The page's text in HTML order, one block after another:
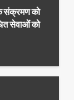
संक्रमण को
सेवाओं को